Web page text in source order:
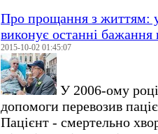
Про прощання з життям:
виконує останні
2015-10-02 01:45:07
У 2006-ому
допомоги перевозив
Пацієнт - смертельно